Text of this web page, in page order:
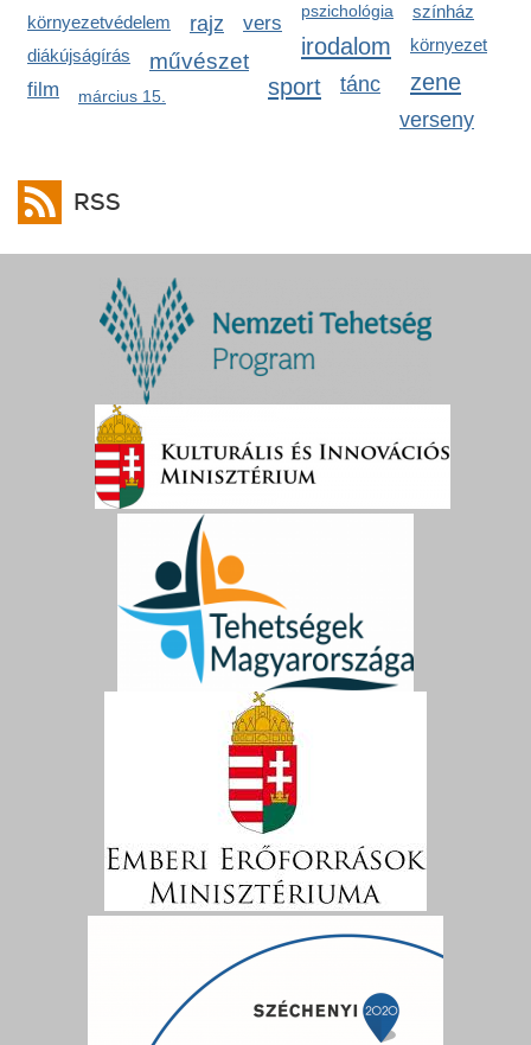
pszichológia
környezetvédelem
színház
rajz vers
irodalom környezet
diákújságírás művészet
zene
sport tánc
film március 15.
verseny
RSS